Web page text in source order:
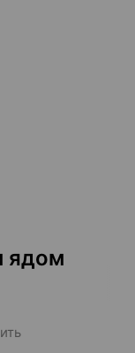
ядом